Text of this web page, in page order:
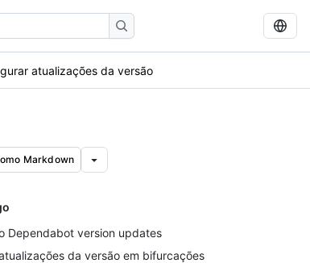
atualizações da versão
Markdown
Dependabot version updates
da versão em bifurcações